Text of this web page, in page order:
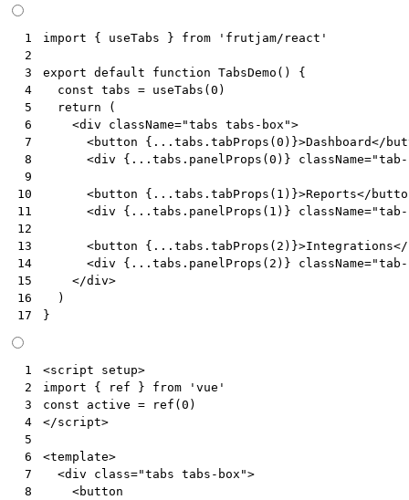
1
2
3
4
5
6
7
8
9
10
11
12
13
14
15
16
17
import { useTabs } from 'frutjam/react'
export default function TabsDemo ()
{
const tabs = useTabs ( 0 )
return
(
<div className="tabs tabs-box">
<button { ...tabs.tabProps ( 0 ) }>Dashboard</
<div { ...tabs.panelProps ( 0 ) } className=
<button { ...tabs.tabProps ( 1 ) }>Reports</
<div { ...tabs.panelProps ( 1 ) } className=
<button { ...tabs.tabProps ( 2 ) }>Integrations</
<div { ...tabs.panelProps ( 2 ) } className=
</div>
)
}
1
2
3
4
5
6
7
8
<script setup>
import
{ ref } from
'vue'
const
active = ref ( 0 )
</script>
<template>
<div class="tabs tabs-box">
<button